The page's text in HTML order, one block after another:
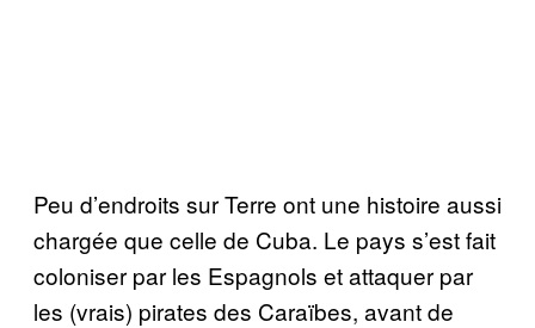
Peu d’endroits sur Terre ont une histoire aussi
chargée que celle de Cuba. Le pays s’est fait
coloniser par les Espagnols et attaquer par
les (vrais) pirates des Caraïbes, avant de